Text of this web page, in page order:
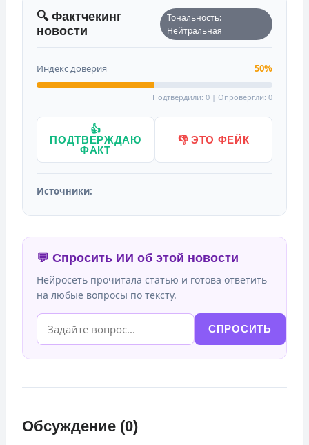
🔍 Фактчекинг
новости
Тональность:
Нейтральная
Индекс доверия 50%
Подтвердили: 0 | Опровергли: 0
👍
ПОДТВЕРЖДАЮ
ФАКТ
👎 ЭТО ФЕЙК
Источники:
💬 Спросить ИИ об этой новости
Нейросеть прочитала статью и готова ответить
на любые вопросы по тексту.
СПРОСИТЬ
Обсуждение (0)